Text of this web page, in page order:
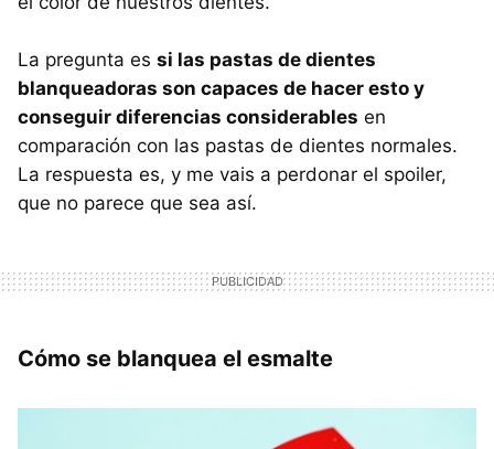
La pregunta es si las pastas de dientes
blanqueadoras son capaces de hacer esto y
conseguir diferencias considerables en
comparación con las pastas de dientes normales.
La respuesta es, y me vais a perdonar el spoiler,
que no parece que sea así.
Cómo se blanquea el esmalte